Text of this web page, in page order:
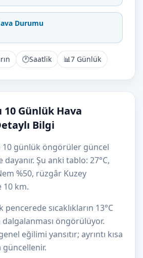
Durumu
🕐Saatlik 📊7 Günlük
10 Günlük Hava
Bilgi
10 günlük öngörüler güncel
Şu anki tablo: 27°C,
%50, rüzgâr Kuzey
10 km.
sıcaklıkların 13°C
dalgalanması öngörülüyor.
eğilimi yansıtır; ayrıntı kısa